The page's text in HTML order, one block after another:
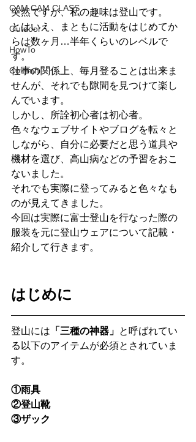
CAM CAM CLASS
Outdoor
HowTo
Column
突然ですが、私の趣味は登山です。
とはいえ、まともに活動をはじめてか
らは数ヶ月…半年くらいのレベルで
す。
仕事の関係上、毎月登ることは出来ま
せんが、それでも隙間を見つけて楽し
んでいます。
しかし、所詮初心者は初心者。
色々なウェブサイトやブログを転々と
しながら、自分に必要だと思う道具や
機材を選び、高山病などの予習をおこ
ないました。
それでも実際に登ってみると色々なも
のが見えてきました。
今回は実際に富士登山を行なった際の
服装を元に登山ウェアについて記載・
紹介して行きます。
はじめに
登山には 「三種の神器」 と呼ばれてい
る以下のアイテムが必須とされていま
す。
①雨具
②登山靴
③ザック